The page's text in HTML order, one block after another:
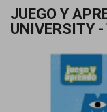
JUEGO Y
UNIVERSITY